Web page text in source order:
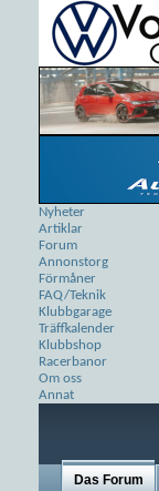
Nyheter
Artiklar
Forum
Annonstorg
Förmåner
FAQ/Teknik
Klubbgarage
Träffkalender
Klubbshop
Racerbanor
Om oss
Annat
Das Forum